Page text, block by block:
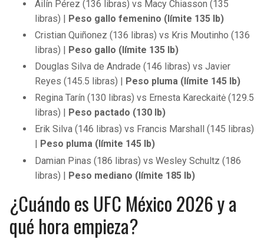
Ailín Pérez (136 libras) vs Macy Chiasson (135
libras) | Peso gallo femenino (límite 135 lb)
Cristian Quiñonez (136 libras) vs Kris Moutinho (136
libras) | Peso gallo (límite 135 lb)
Douglas Silva de Andrade (146 libras) vs Javier
Reyes (145.5 libras) | Peso pluma (límite 145 lb)
Regina Tarín (130 libras) vs Ernesta Kareckaitė (129.5
libras) |
Peso pactado (130 lb)
Erik Silva (146 libras) vs Francis Marshall (145 libras)
Peso pluma (límite 145 lb)
Damian Pinas (186 libras) vs Wesley Schultz (186
libras) | Peso mediano (límite 185 lb)
¿Cuándo es UFC México 2026 y a
qué hora empieza?